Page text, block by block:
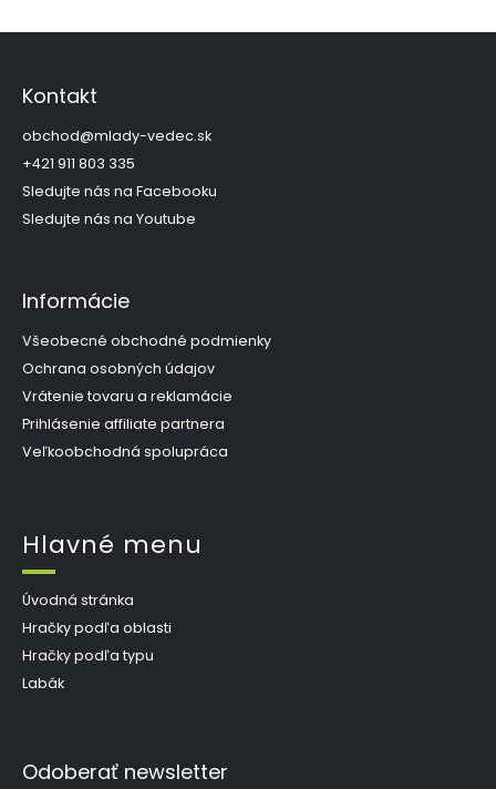
Kontakt
obchod@mlady-vedec.sk
+421 911 803 335
Sledujte nás na Facebooku
Sledujte nás na Youtube
Informácie
Všeobecné obchodné podmienky
Ochrana osobných údajov
Vrátenie tovaru a reklamácie
Prihlásenie affiliate partnera
Veľkoobchodná spolupráca
Hlavné menu
Úvodná stránka
Hračky podľa oblasti
Hračky podľa typu
Labák
Odoberať newsletter